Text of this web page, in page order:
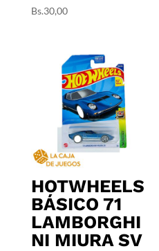
Bs.30,00
HOTWHEELS
BÁSICO 71
LAMBORGHI
NI MIURA SV